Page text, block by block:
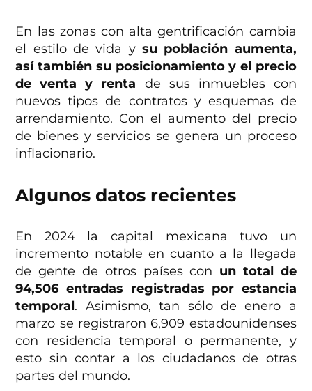
En las zonas con alta gentrificación cambia
el estilo de vida y su población aumenta,
así también su posicionamiento y el precio
de venta y renta de sus inmuebles con
nuevos tipos de contratos y esquemas de
arrendamiento. Con el aumento del precio
de bienes y servicios se genera un proceso
inflacionario.
Algunos datos recientes
En 2024 la capital mexicana tuvo un
incremento notable en cuanto a la llegada
de gente de otros países con un total de
94,506 entradas registradas por estancia
temporal. Asimismo, tan sólo de enero a
marzo se registraron 6,909 estadounidenses
con residencia temporal o permanente, y
esto sin contar a los ciudadanos de otras
partes del mundo.